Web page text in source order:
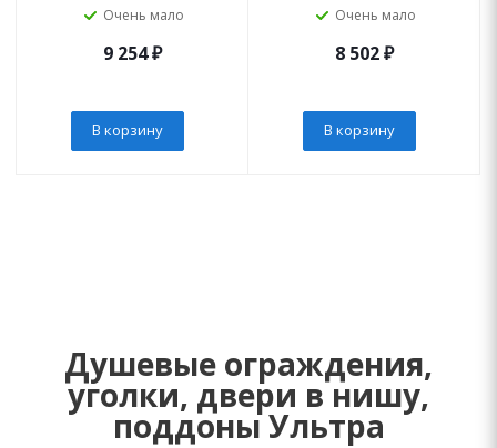
Очень мало
9 254₽
В корзину
Очень мало
8 502₽
В корзину
Душевые ограждения,
уголки, двери в нишу,
поддоны Ультра